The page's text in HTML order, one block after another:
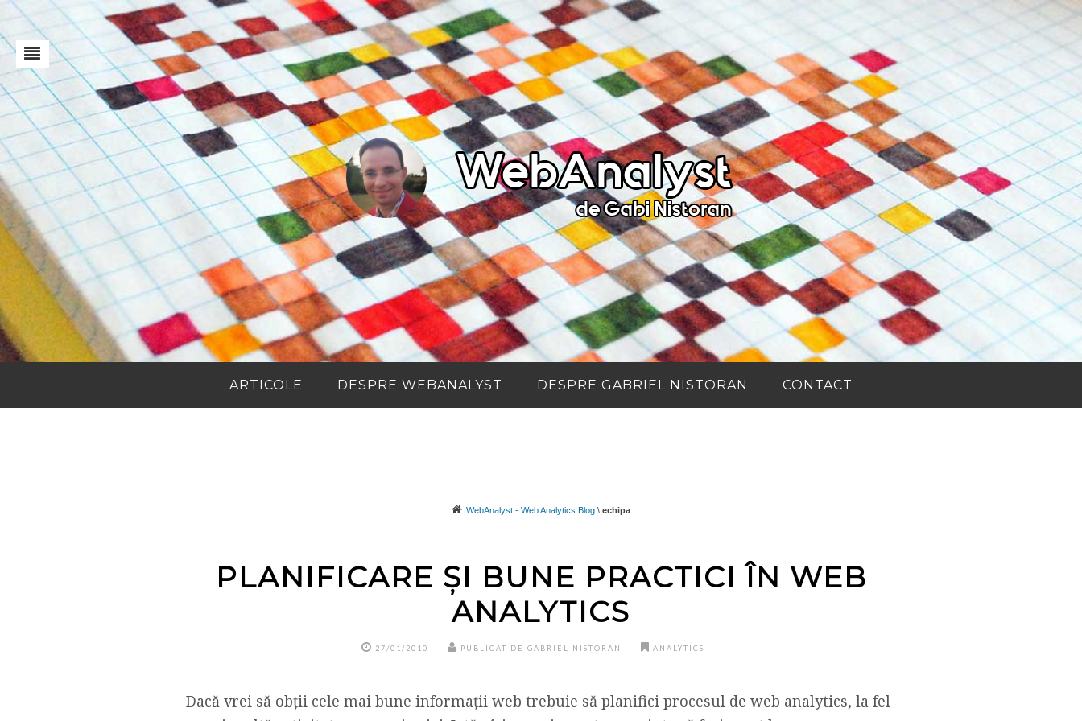
ARTICOLE DESPRE WEBANALYST DESPRE GABRIEL NISTORAN CONTACT
WebAnalyst - Web Analytics Blog \ echipa
PLANIFICARE ȘI BUNE PRACTICI ÎN WEB
ANALYTICS
27/01/2010 PUBLICAT DE GABRIEL NISTORAN ANALYTICS
Dacă vrei să obții cele mai bune informații web trebuie să planifici procesul de web analytics, la fel